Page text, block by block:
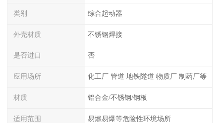
类别 综合起动器
外壳材质 不锈钢焊接
是否进口 否
应用场所 化工厂 管道 地铁隧道 物质厂 制药厂等
材质 铝合金/不锈钢/钢板
适用范围 易燃易爆等危险性环境场所